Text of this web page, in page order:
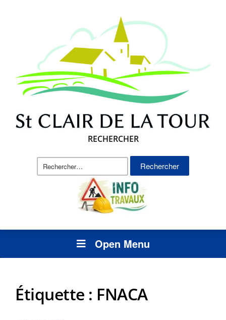
RECHERCHER
Rechercher :
Open Menu
Étiquette : FNACA